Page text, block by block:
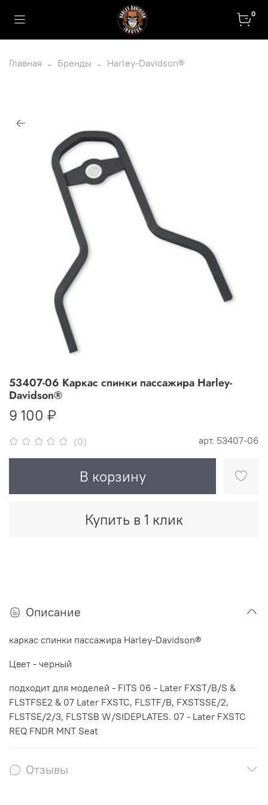
0
Главная Бренды Harley-Davidson®
(0) арт. 53407-06
53407-06 Каркас спинки пассажира Harley-
Davidson®
9 100 ₽
В корзину
Купить в 1 клик
Описание
каркас спинки пассажира Harley-Davidson®
Цвет - черный
подходит для моделей - FITS 06 - Later FXST/B/S &
FLSTFSE2 & 07 Later FXSTC, FLSTF/B, FXSTSSE/2,
FLSTSE/2/3, FLSTSB W/SIDEPLATES. 07 - Later FXSTC
REQ FNDR MNT Seat
Отзывы